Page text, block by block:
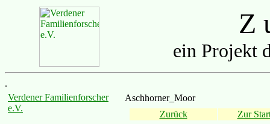
Z
ein Projekt
.
Verdener Familienforscher
e.V.
Aschhorner_Moor
Zurück
Zur